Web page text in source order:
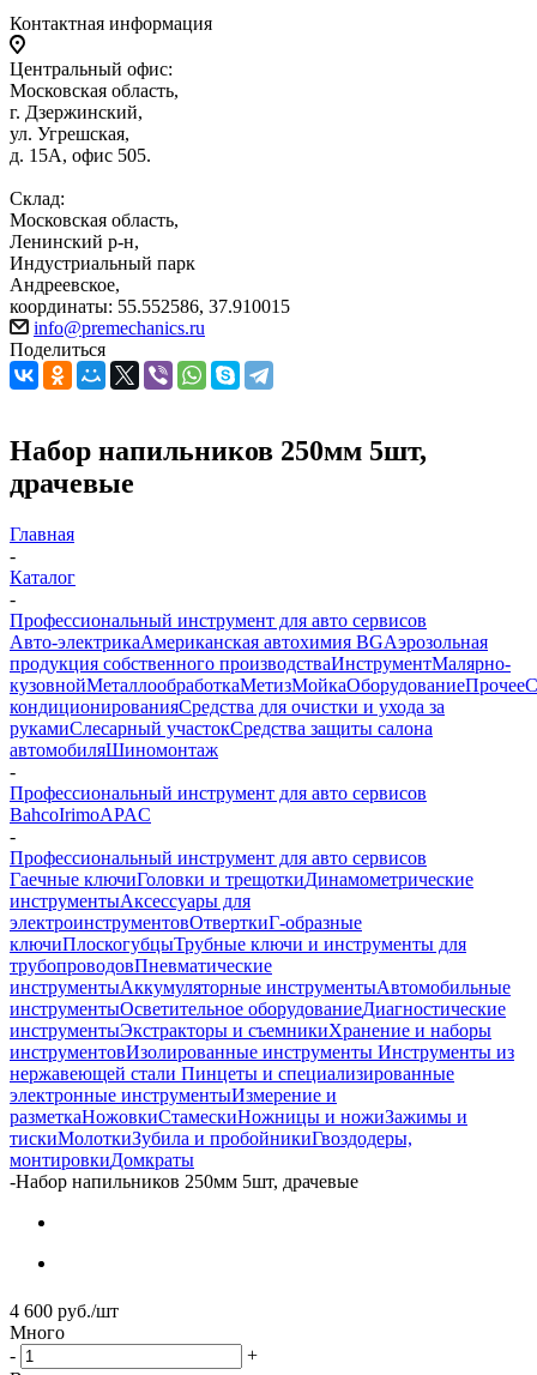
Контактная информация
Центральный офис:
Московская область,
г. Дзержинский,
ул. Угрешская,
д. 15А, офис 505.
Склад:
Московская область,
Ленинский р-н,
Индустриальный парк
Андреевское,
координаты: 55.552586, 37.910015
info@premechanics.ru
Поделиться
Набор напильников 250мм 5шт,
драчевые
Главная
-
Каталог
-
Профессиональный инструмент для авто сервисов
Авто-электрикаАмериканская автохимия BGАэрозольная
продукция собственного производстваИнструментМалярно-
кузовнойМеталлообработкаМетизМойкаОборудованиеПрочее
кондиционированияСредства для очистки и ухода за
рукамиСлесарный участокСредства защиты салона
автомобиляШиномонтаж
-
Профессиональный инструмент для авто сервисов
BahcoIrimoAPAC
-
Профессиональный инструмент для авто сервисов
Гаечные ключиГоловки и трещоткиДинамометрические
инструментыАксессуары для
электроинструментовОтверткиГ-образные
ключиПлоскогубцыТрубные ключи и инструменты для
трубопроводовПневматические
инструментыАккумуляторные инструментыАвтомобильные
инструментыОсветительное оборудованиеДиагностические
инструментыЭкстракторы и съемникиХранение и наборы
инструментовИзолированные инструменты Инструменты из
нержавеющей стали Пинцеты и специализированные
электронные инструментыИзмерение и
разметкаНожовкиСтамескиНожницы и ножиЗажимы и
тискиМолоткиЗубила и пробойникиГвоздодеры,
монтировкиДомкраты
-Набор напильников 250мм 5шт, драчевые
4 600 руб./шт
Много
-
+